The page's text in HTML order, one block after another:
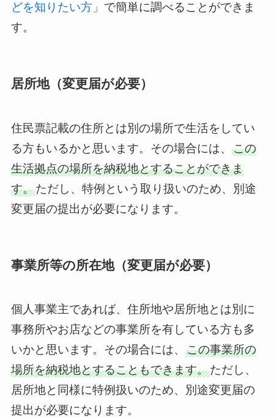
どを知りたい方」 で簡単に調べることができま
す。
居所地（変更届が必要）
住民票記載の住所とは別の場所で生活をしてい
る方もいるかと思います。その場合には、 この
生活拠点の場所を納税地とすることができま
す。ただし、特例という取り扱いのため、別途
変更届の提出が必要になります。
事業所等の所在地（変更届が必要）
個人事業主であれば、住所地や居所地とは別に
事務所やお店などの事業所を有している方も多
いかと思います。その場合には、 この事業所の
場所を納税地とすることもできます。ただし、
居所地と同様に特例扱いのため、別途変更届の
提出が必要になります。